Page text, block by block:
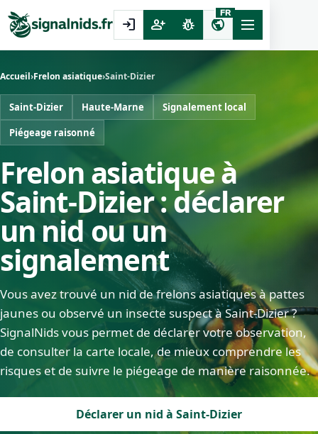
login person_add pest_control public
FR
Accueil›Frelon asiatique›Saint-Dizier
Saint-Dizier Haute-Marne
Signalement local
Piégeage raisonné
Frelon asiatique à
Saint-Dizier : déclarer
un nid ou un
signalement
Vous avez trouvé un nid de frelons asiatiques à pattes
jaunes ou observé un insecte suspect à Saint-Dizier ?
SignalNids vous permet de déclarer votre observation,
de consulter la carte locale, de mieux comprendre les
risques et de suivre le piégeage de manière raisonnée.
Déclarer un nid à Saint-Dizier